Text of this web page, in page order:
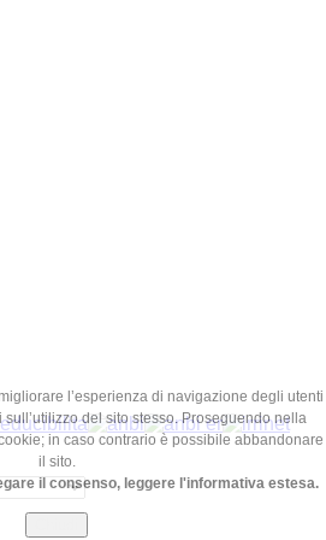
l’esperienza di navigazione degli utenti
del sito stesso. Proseguendo nella
in caso contrario è possibile abbandonare
il sito.
il consenso, leggere l'informativa estesa.